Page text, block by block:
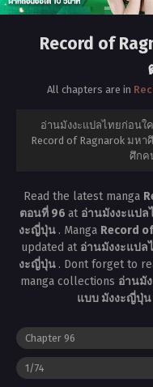
Record of
All chapters are in
อ่านมังงะแปลไทยก่อนใ
Record of Ragnarok มห
ศึกค
Read the latest manga
ตอนที่ 96 at อ่านมังงะแปล
งะญี่ปุ่น . Manga Record
updated at อ่านมังงะแปล
งะญี่ปุ่น . Dont forget to
manga collections อ่านมั
แบบ มังงะญี่ปุ่น